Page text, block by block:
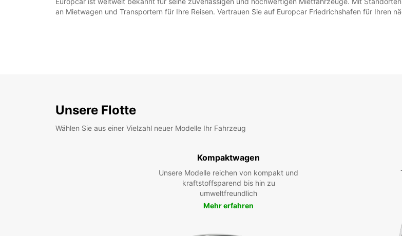
an Mietwagen und Transportern für Ihre Reisen. Vertrauen Sie auf Europcar Friedrichshafen für Ihren
Unsere Flotte
Wählen Sie aus einer Vielzahl neuer Modelle Ihr Fahrzeug
Kompaktwagen
Unsere Modelle reichen von kompakt und
kraftstoffsparend bis hin zu
umweltfreundlich
Mehr erfahren